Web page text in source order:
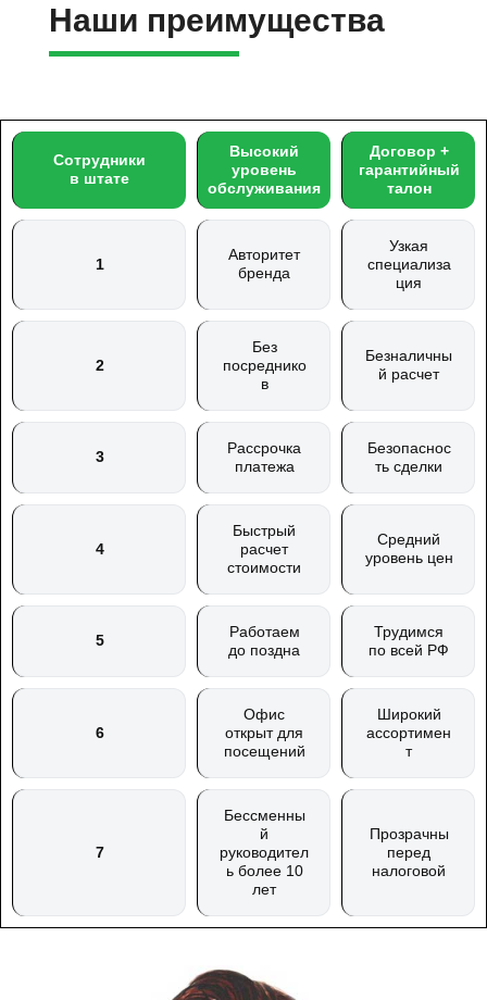
Наши преимущества
Сотрудники
в штате
Высокий
уровень
обслуживания
Договор +
гарантийный
талон
1
Авторитет
бренда
Узкая
специализа
ция
2
Без
посреднико
в
Безналичны
й расчет
3
Рассрочка
платежа
Безопаснос
ть сделки
4
Быстрый
расчет
стоимости
Средний
уровень цен
5
Работаем
до поздна
Трудимся
по всей РФ
6
Офис
открыт для
посещений
Широкий
ассортимен
т
7
Бессменны
й
руководител
ь более 10
лет
Прозрачны
перед
налоговой